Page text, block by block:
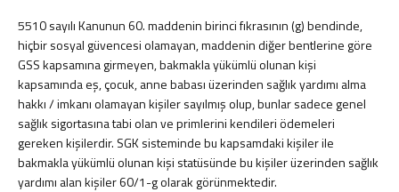
Vergi
SGK
TTK
Diğerleri
Mukteza-Özelge
Yargı Kararı
Kariyer
5510 sayılı Kanunun 60. maddenin birinci fıkrasının (g) bendinde,
hiçbir sosyal güvencesi olamayan, maddenin diğer bentlerine göre
GSS kapsamına girmeyen, bakmakla yükümlü olunan kişi
kapsamında eş, çocuk, anne babası üzerinden sağlık yardımı alma
hakkı / imkanı olamayan kişiler sayılmış olup, bunlar sadece genel
sağlık sigortasına tabi olan ve primlerini kendileri ödemeleri
gereken kişilerdir. SGK sisteminde bu kapsamdaki kişiler ile
bakmakla yükümlü olunan kişi statüsünde bu kişiler üzerinden sağlık
yardımı alan kişiler 60/1-g olarak görünmektedir.